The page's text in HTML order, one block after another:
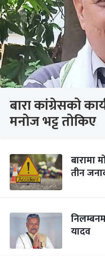
बारा कांग्रेसको
मनोज भट्ट तोकिए
बारामा
तीन
यादव